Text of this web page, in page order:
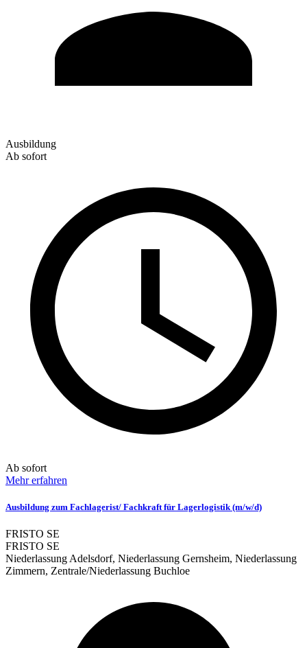
Ausbildung
Ab sofort
Ab sofort
Mehr erfahren
Ausbildung zum Fachlagerist/ Fachkraft für Lagerlogistik (m/w/d)
FRISTO SE
FRISTO SE
Niederlassung Adelsdorf, Niederlassung Gernsheim, Niederlassung
Zimmern, Zentrale/Niederlassung Buchloe